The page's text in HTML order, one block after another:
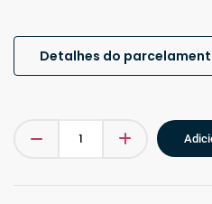
Detalhes do